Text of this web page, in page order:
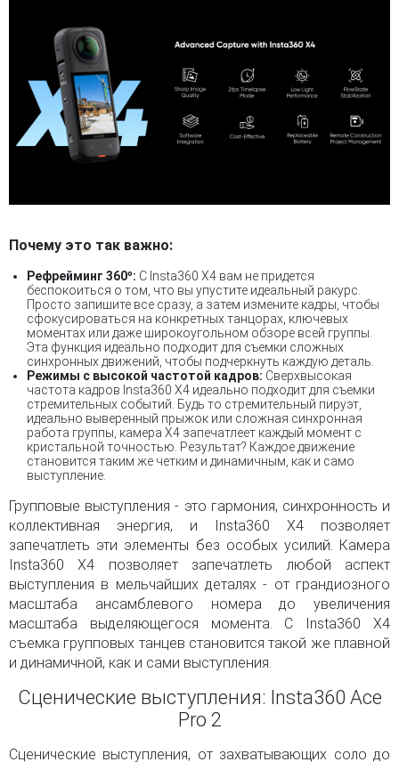
Почему это так важно:
Рефрейминг 360º: С Insta360 X4 вам не придется
беспокоиться о том, что вы упустите идеальный ракурс.
Просто запишите все сразу, а затем измените кадры, чтобы
сфокусироваться на конкретных танцорах, ключевых
моментах или даже широкоугольном обзоре всей группы.
Эта функция идеально подходит для съемки сложных
синхронных движений, чтобы подчеркнуть каждую деталь.
Режимы с высокой частотой кадров: Сверхвысокая
частота кадров Insta360 X4 идеально подходит для съемки
стремительных событий. Будь то стремительный пируэт,
идеально выверенный прыжок или сложная синхронная
работа группы, камера X4 запечатлеет каждый момент с
кристальной точностью. Результат? Каждое движение
становится таким же четким и динамичным, как и само
выступление.
Групповые выступления - это гармония, синхронность и
коллективная энергия, и Insta360 X4 позволяет
запечатлеть эти элементы без особых усилий. Камера
Insta360 X4 позволяет запечатлеть любой аспект
выступления в мельчайших деталях - от грандиозного
масштаба ансамблевого номера до увеличения
масштаба выделяющегося момента. С Insta360 X4
съемка групповых танцев становится такой же плавной
и динамичной, как и сами выступления.
Сценические выступления: Insta360 Ace
Pro 2
Сценические выступления, от захватывающих соло до